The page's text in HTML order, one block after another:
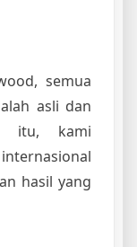
semua
asli dan
itu, kami
hasil yang